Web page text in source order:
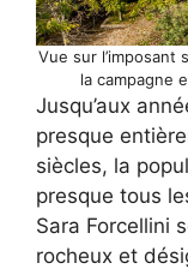
Vue sur l’imposant
la campagne
Jusqu’aux
presque
siècles, la
presque tous
Sara Forcellini
rocheux et